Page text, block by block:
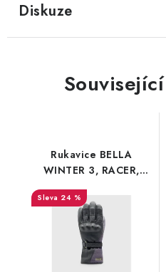
Diskuze
Rukavice BELLA
WINTER 3, RACER,
dámské (černá/bordó)
24 %